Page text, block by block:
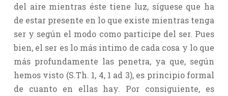
del aire mientras éste tiene luz, síguese que ha
de estar presente en lo que existe mientras tenga
ser y según el modo como participe del ser. Pues
bien, el ser es lo más intimo de cada cosa y lo que
más profundamente las penetra, ya que, según
hemos visto (S.Th. 1, 4, 1 ad 3), es principio formal
de cuanto en ellas hay. Por consiguiente, es